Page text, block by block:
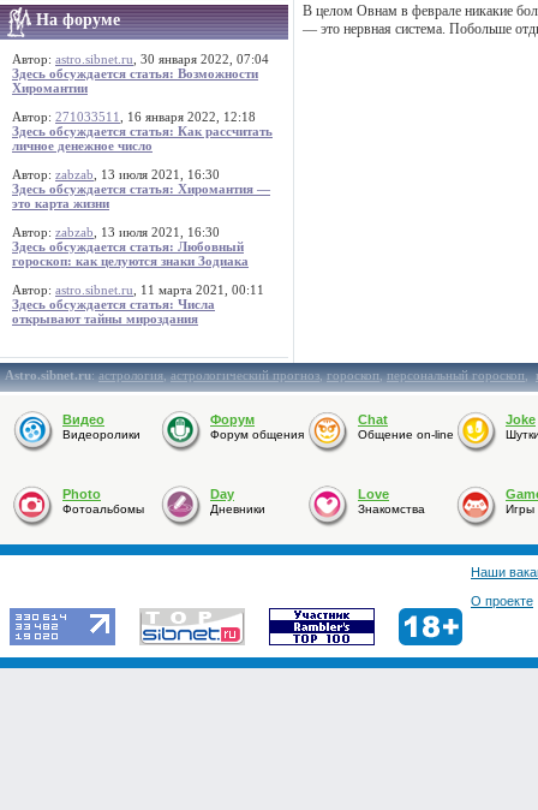
На форуме
Автор: astro.sibnet.ru , 30 января 2022, 07:04
Здесь обсуждается статья: Возможности
Хиромантии
Автор: 271033511
, 16 января 2022, 12:18
Здесь обсуждается статья: Как рассчитать
личное денежное число
Автор: zabzab , 13 июля 2021, 16:30
Здесь обсуждается статья: Хиромантия —
это карта жизни
Автор: zabzab , 13 июля 2021, 16:30
Здесь обсуждается статья: Любовный
гороскоп: как целуются знаки Зодиака
Автор: astro.sibnet.ru , 11 марта 2021, 00:11
Здесь обсуждается статья: Числа
открывают тайны мироздания
В целом Овнам в феврале никакие
— это нервная система. Побольше
Astro.sibnet.ru:астрология,астрологический прогноз,гороскоп,персональный гороскоп,
Видео
Видеоролики
Форум
Форум общения
Chat
Общение on-line
Joke
Photo
Фотоальбомы
Day
Дневники
Love
Знакомства Игры
Наши
О проекте